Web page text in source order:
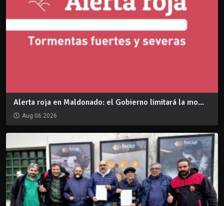
Alerta roja en Maldonado: el Gobierno limitará la mo...
Aug 06 2026